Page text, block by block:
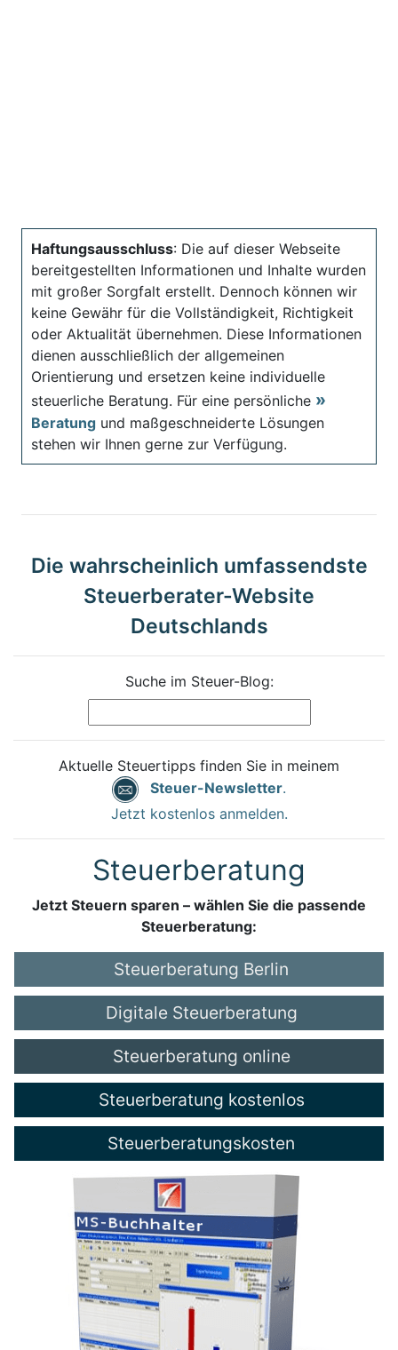
Haftungsausschluss: Die auf dieser Webseite
bereitgestellten Informationen und Inhalte wurden
mit großer Sorgfalt erstellt. Dennoch können wir
keine Gewähr für die Vollständigkeit, Richtigkeit
oder Aktualität übernehmen. Diese Informationen
dienen ausschließlich der allgemeinen
Orientierung und ersetzen keine individuelle
steuerliche Beratung. Für eine persönliche
Beratung und maßgeschneiderte Lösungen
stehen wir Ihnen gerne zur Verfügung.
Die wahrscheinlich umfassendste
Steuerberater-Website
Deutschlands
Suche im Steuer-Blog:
Aktuelle Steuertipps finden Sie in meinem
Steuer-Newsletter.
Jetzt kostenlos anmelden.
Steuerberatung
Jetzt Steuern sparen – wählen Sie die passende
Steuerberatung:
Steuerberatung Berlin
Digitale Steuerberatung
Steuerberatung online
Steuerberatung kostenlos
Steuerberatungskosten